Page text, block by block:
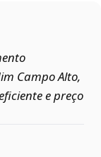
Campo Alto,
e preço